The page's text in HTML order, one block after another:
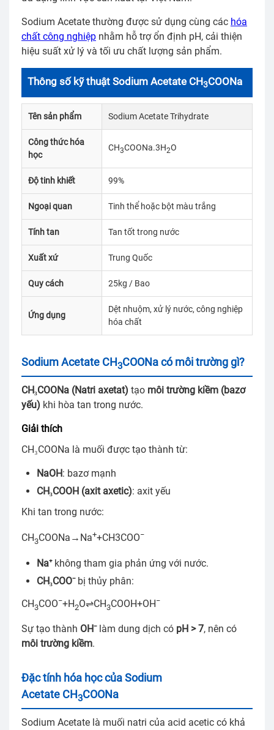
Sodium Acetate thường được sử dụng cùng các hóa
chất công nghiệp nhằm hỗ trợ ổn định pH, cải thiện
hiệu suất xử lý và tối ưu chất lượng sản phẩm.
Thông số kỹ thuật Sodium Acetate CH3COONa
Tên sản phẩm Sodium Acetate Trihydrate
Công thức hóa
học
CH3COONa.3H2O
Độ tinh khiết 99%
Ngoại quan Tinh thể hoặc bột màu trắng
Tính tan Tan tốt trong nước
Xuất xứ Trung Quốc
Quy cách 25kg / Bao
Ứng dụng
Dệt nhuộm, xử lý nước, công nghiệp
hóa chất
Sodium Acetate CH3COONa có môi trường gì?
CH₃COONa (Natri axetat) tạo môi trường kiềm (bazơ
yếu) khi hòa tan trong nước.
Giải thích
CH₃COONa là muối được tạo thành từ:
NaOH: bazơ mạnh
CH₃COOH (axit axetic): axit yếu
Khi tan trong nước:
CH3COONa→Na++CH3COO−
Na⁺không tham gia phản ứng với nước.
CH₃COO⁻bị thủy phân:
CH3COO−+H2O⇌CH3COOH+OH−
Sự tạo thành OH⁻làm dung dịch có pH > 7, nên có
môi trường kiềm.
Đặc tính hóa học của Sodium
Acetate CH3COONa
Sodium Acetate là muối natri của acid acetic có khả